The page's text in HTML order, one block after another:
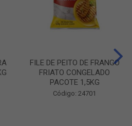
FILE DE PEITO DE FRANGO
FRIATO CONGELADO
PACOTE 1,5KG
Código: 24701